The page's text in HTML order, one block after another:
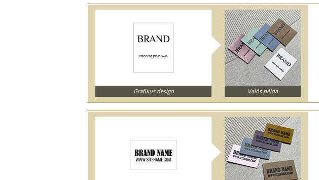
Grafikus design Valós példa